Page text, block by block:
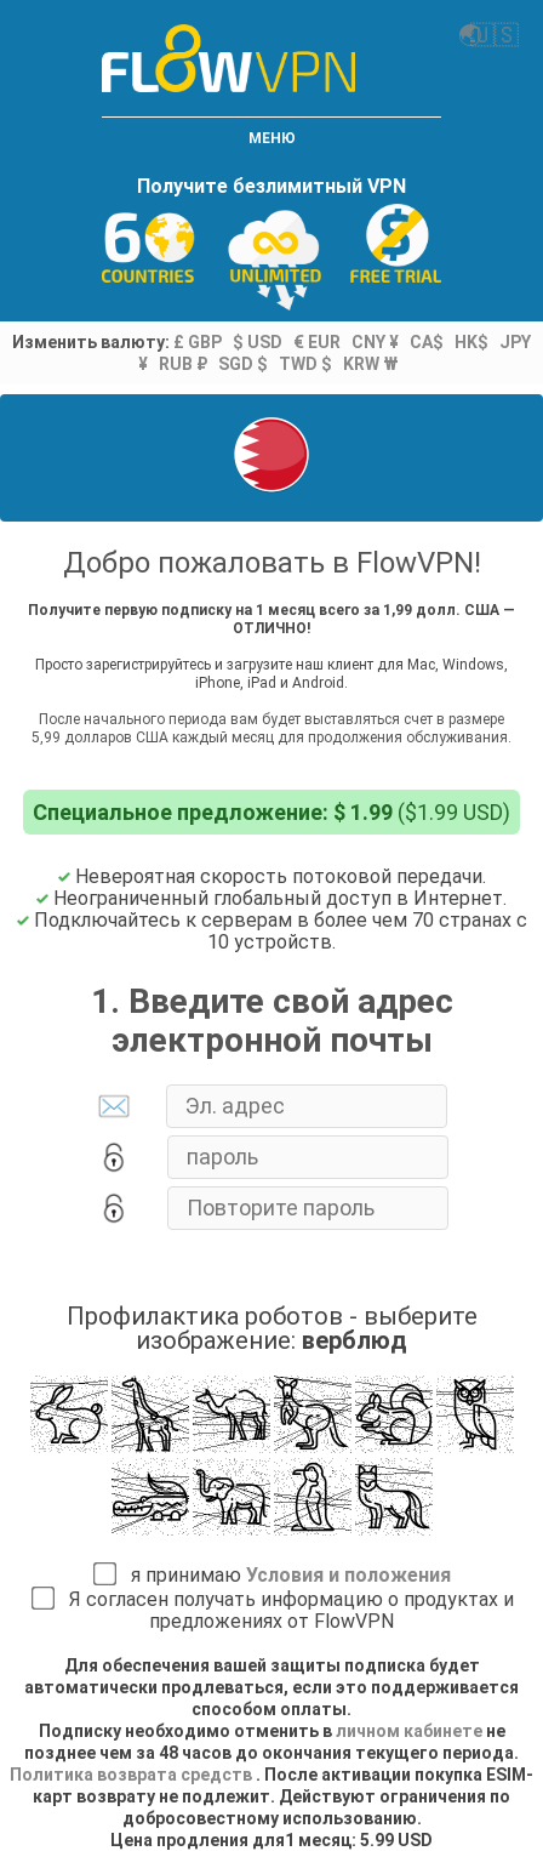
🌏🇺🇸
МЕНЮ
Получите безлимитный VPN
Изменить валюту: £ GBP $ USD € EUR CNY ¥ CA$ HK$
JPY
¥
RUB ₽ SGD $ TWD $ KRW ₩
Добро пожаловать в FlowVPN!
Получите первую подписку на 1 месяц всего за 1,99 долл. США —
ОТЛИЧНО!
Просто зарегистрируйтесь и загрузите наш клиент для Mac, Windows,
iPhone, iPad и Android.
После начального периода вам будет выставляться счет в размере
5,99 долларов США каждый месяц для продолжения обслуживания.
Специальное предложение: $ 1.99 ($1.99 USD)
Невероятная скорость потоковой передачи.
Неограниченный глобальный доступ в Интернет.
Подключайтесь к серверам в более чем 70 странах с
10 устройств.
1. Введите свой адрес
электронной почты
Профилактика роботов - выберите
изображение: верблюд
я принимаю Условия и положения
Я согласен получать информацию о продуктах и
предложениях от FlowVPN
Для обеспечения вашей защиты подписка будет
автоматически продлеваться, если это поддерживается
способом оплаты.
Подписку необходимо отменить вличном кабинетене
позднее чем за 48 часов до окончания текущего периода.
Политика возврата средств . После активации покупка ESIM-
карт возврату не подлежит. Действуют ограничения по
добросовестному использованию.
Цена продления для1 месяц: 5.99 USD